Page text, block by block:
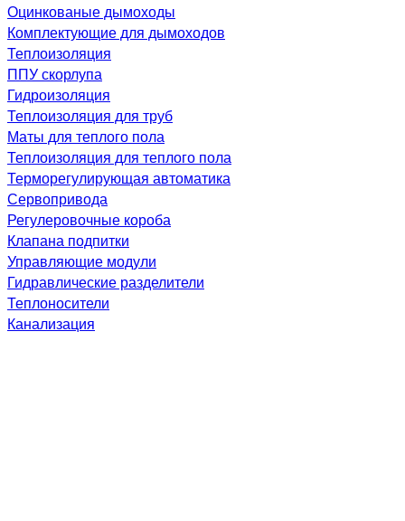
Оцинкованые дымоходы
Комплектующие для дымоходов
Теплоизоляция
ППУ скорлупа
Гидроизоляция
Теплоизоляция для труб
Маты для теплого пола
Теплоизоляция для теплого пола
Терморегулирующая автоматика
Сервопривода
Регулеровочные короба
Клапана подпитки
Управляющие модули
Гидравлические разделители
Теплоносители
Канализация